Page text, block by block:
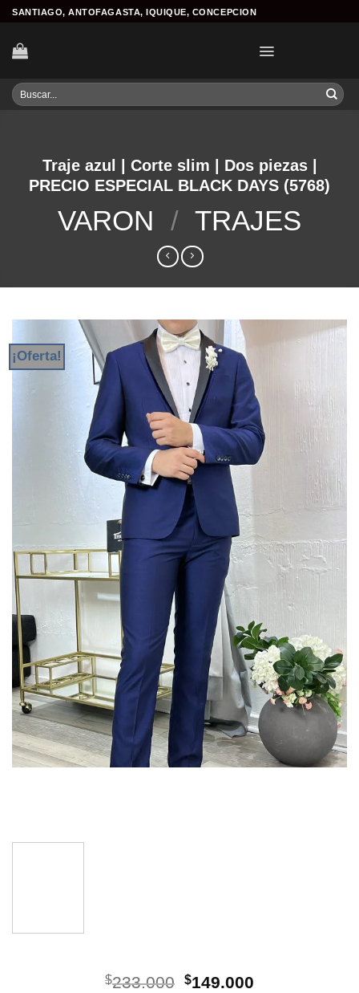
Skip
content
SANTIAGO, ANTOFAGASTA, IQUIQUE, CONCEPCION
Buscar
por:
Traje azul | Corte slim | Dos piezas |
PRECIO ESPECIAL BLACK DAYS (5768)
VARON / TRAJES
¡Oferta!
$233.000 El
$149.000